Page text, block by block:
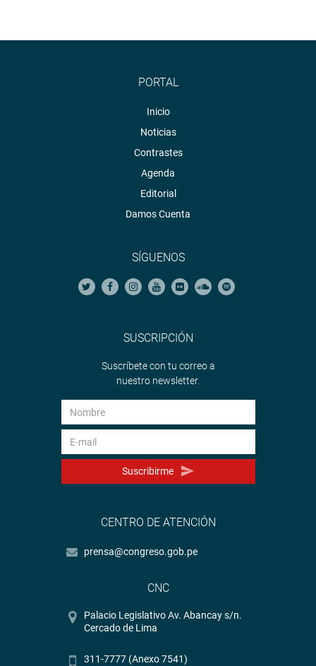
PORTAL
Inicio
Noticias
Contrastes
Agenda
Editorial
Damos Cuenta
SÍGUENOS
SUSCRIPCIÓN
Suscríbete con tu correo a
nuestro newsletter.
Suscribirme
CENTRO DE ATENCIÓN
prensa@congreso.gob.pe
CNC
Palacio Legislativo Av. Abancay s/n.
Cercado de Lima
311-7777 (Anexo 7541)